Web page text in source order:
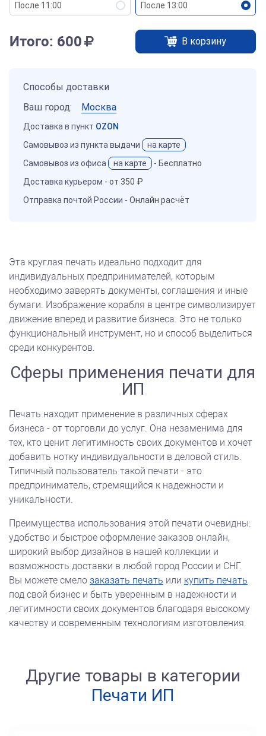
После 11:00 После 13:00
Итого: 600 В корзину
Способы доставки
Ваш город:
Москва
Доставка в пункт OZON
Самовывоз из пункта выдачи
на карте
Самовывоз из офиса
на карте - Бесплатно
Доставка курьером - от 350 ₽
Отправка почтой России - Онлайн расчёт
Эта круглая печать идеально подходит для
индивидуальных предпринимателей, которым
необходимо заверять документы, соглашения и иные
бумаги. Изображение корабля в центре символизирует
движение вперед и развитие бизнеса. Это не только
функциональный инструмент, но и способ выделиться
среди конкурентов.
Сферы применения печати для
ИП
Печать находит применение в различных сферах
бизнеса - от торговли до услуг. Она незаменима для
тех, кто ценит легитимность своих документов и хочет
добавить нотку индивидуальности в деловой стиль.
Типичный пользователь такой печати - это
предприниматель, стремящийся к надежности и
уникальности.
Преимущества использования этой печати очевидны:
удобство и быстрое оформление заказов онлайн,
широкий выбор дизайнов в нашей коллекции и
возможность доставки в любой город России и СНГ.
Вы можете смело заказать печать или купить печать
под свой бизнес и быть уверенным в надежности и
легитимности своих документов благодаря высокому
качеству и современным технологиям изготовления.
Другие товары в категории
Печати ИП